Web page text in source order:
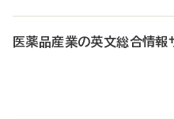
医薬品産業の英文総合情報